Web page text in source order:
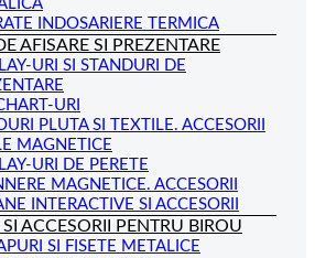
INDOSARIERE TERMICA
AFISARE SI PREZENTARE
URI SI STANDURI DE
URI
PLUTA SI TEXTILE. ACCESORII
MAGNETICE
URI DE PERETE
MAGNETICE. ACCESORII
INTERACTIVE SI ACCESORII
ACCESORII PENTRU BIROU
SI FISETE METALICE